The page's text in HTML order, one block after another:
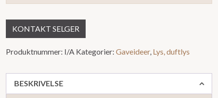
KONTAKT SELGER
Produktnummer: I/A Kategorier: Gaveideer, Lys, duftlys
BESKRIVELSE